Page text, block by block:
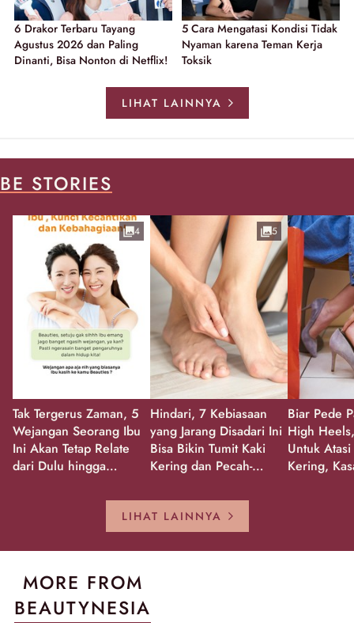
6 Drakor Terbaru Tayang
Agustus 2026 dan Paling
Dinanti, Bisa Nonton di Netflix!
5 Cara Mengatasi Kondisi Tidak
Nyaman karena Teman Kerja
Toksik
LIHAT LAINNYA
BE STORIES
Tak Tergerus Zaman, 5
Wejangan Seorang Ibu
Ini Akan Tetap Relate
dari Dulu hingga
4
Hindari, 7 Kebiasaan
yang Jarang Disadari Ini
Bisa Bikin Tumit Kaki
Kering dan Pecah-
5
Biar Pede
High
Untuk
Kering,
LIHAT LAINNYA
MORE FROM
BEAUTYNESIA